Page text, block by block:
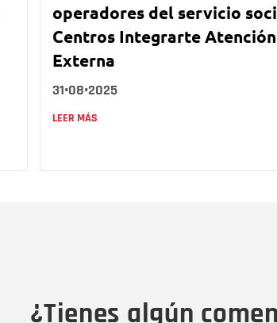
operadores del servicio
Centros Integrarte Atención
Externa
31•08•2025
LEER MÁS
¿Tienes algún